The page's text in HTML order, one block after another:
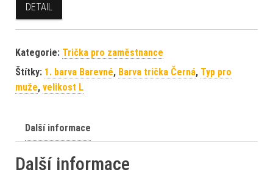
DETAIL
Kategorie: Trička pro zaměstnance
Štítky: 1. barva Barevné, Barva trička Černá, Typ pro
muže, velikost L
Další informace
Další informace